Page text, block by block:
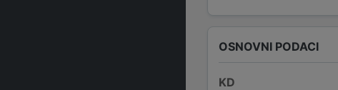
OSNOVNI PODACI
KD